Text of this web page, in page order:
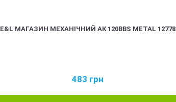
E&L МАГАЗИН МЕХАНІЧНИЙ АК 120BBS METAL 12778
483 грн